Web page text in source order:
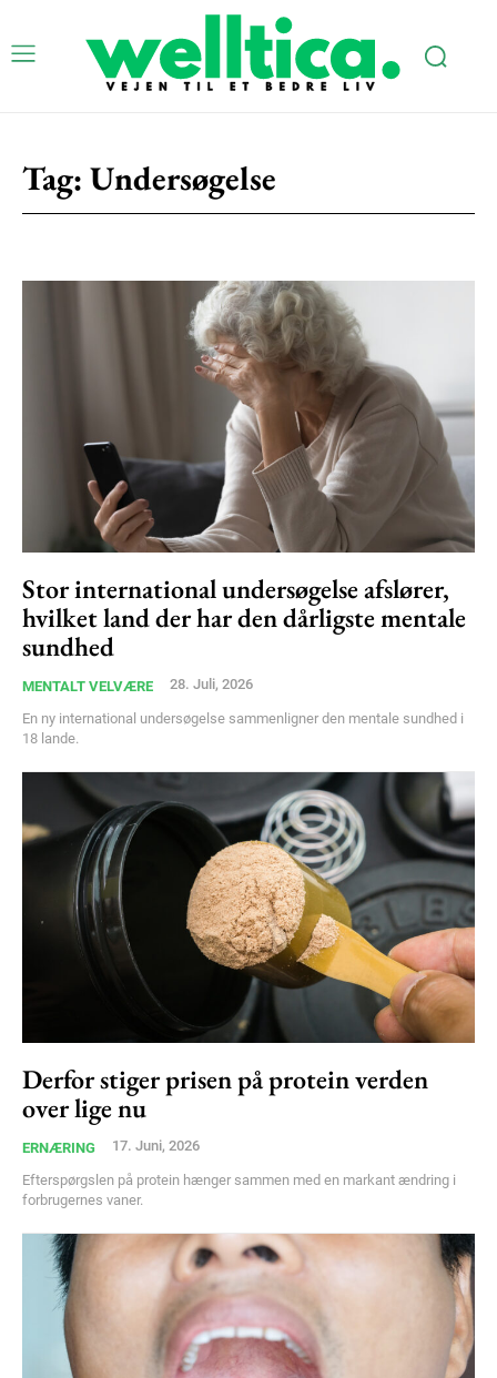
Tag: Undersøgelse
Stor international undersøgelse afslører,
hvilket land der har den dårligste mentale
sundhed
MENTALT VELVÆRE 28. Juli, 2026
En ny international undersøgelse sammenligner den mentale sundhed i
18 lande.
Derfor stiger prisen på protein verden
over lige nu
ERNÆRING 17. Juni, 2026
Efterspørgslen på protein hænger sammen med en markant ændring i
forbrugernes vaner.